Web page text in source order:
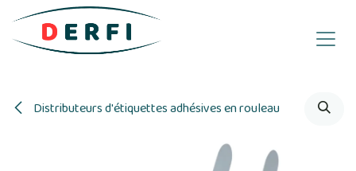
Se rendre au contenu
Distributeurs d'étiquettes adhésives en rouleau